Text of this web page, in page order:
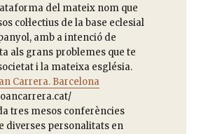
del mateix nom que
col·lectius de la base eclesial
amb a intenció de
als grans problemes que te
i la mateixa església.
Carrera. Barcelona
tres mesos conferències
diverses personalitats en